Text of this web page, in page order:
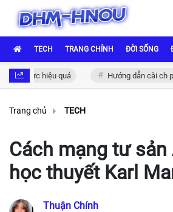
TECH TRANG CHÍNH ĐỜI SỐNG
hiệu quả Hướng dẫn cài ch play
Trang chủ TECH
Cách mạng tư sản
học thuyết Karl
Thuận Chính